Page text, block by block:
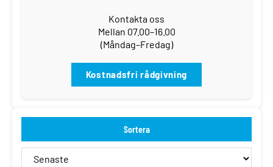
Kontakta oss
Mellan 07.00–16.00
(Måndag–Fredag)
Kostnadsfri rådgivning
Sortera